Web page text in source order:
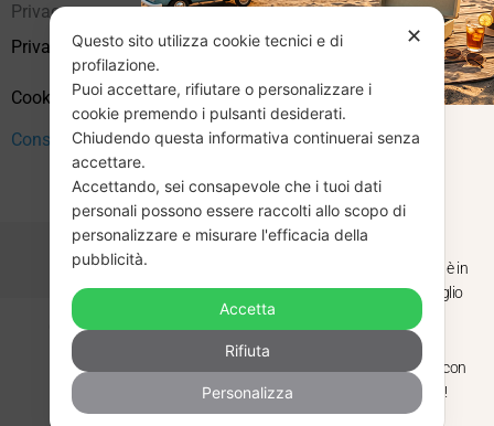
Privacy
Privacy Policy
Cookie Policy (UE)
Consenso
Copyright © 2026 Vendita Vinili Usati | P.IVA 12240940960
NextWebStudio
✕
Questo sito utilizza cookie tecnici e di
profilazione.
Puoi accettare, rifiutare o personalizzare i
cookie premendo i pulsanti desiderati.
Chiudendo questa informativa continuerai senza
accettare.
Accettando, sei consapevole che i tuoi dati
personali possono essere raccolti allo scopo di
personalizzare e misurare l'efficacia della
pubblicità.
Accetta
Rifiuta
Personalizza
CHIUSURA
ESTIVA
Dal 29 luglio al 31 agosto venditaviniliusati.it è in
pausa estiva. Gli ordini ricevuti entro il 29 luglio
saranno spediti regolarmente.
Torniamo il 1 settembre, pronti a riprendere con
nuovi arrivi. Buona estate e buon ascolto!